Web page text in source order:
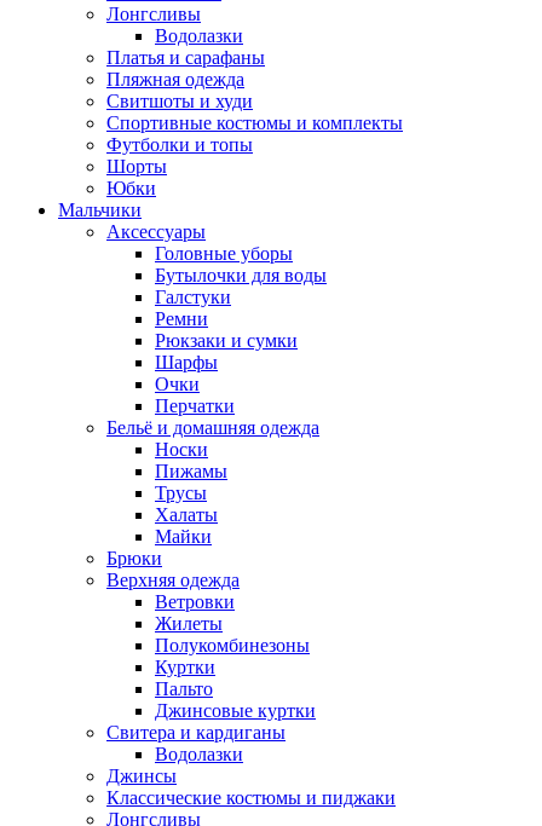
Лонгсливы
Водолазки
Платья и сарафаны
Пляжная одежда
Свитшоты и худи
Спортивные костюмы и комплекты
Футболки и топы
Шорты
Юбки
Мальчики
Аксессуары
Головные уборы
Бутылочки для воды
Галстуки
Ремни
Рюкзаки и сумки
Шарфы
Очки
Перчатки
Бельё и домашняя одежда
Носки
Пижамы
Трусы
Халаты
Майки
Брюки
Верхняя одежда
Ветровки
Жилеты
Полукомбинезоны
Куртки
Пальто
Джинсовые куртки
Свитера и кардиганы
Водолазки
Джинсы
Классические костюмы и пиджаки
Лонгсливы